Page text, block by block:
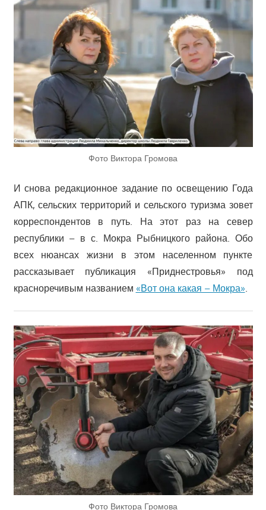
Фото Виктора Громова
И снова редакционное задание по освещению Года
АПК, сельских территорий и сельского туризма зовет
корреспондентов в путь. На этот раз на север
республики – в с. Мокра Рыбницкого района. Обо
всех нюансах жизни в этом населенном пункте
рассказывает публикация «Приднестровья» под
красноречивым названием «Вот она какая – Мокра».
Фото Виктора Громова